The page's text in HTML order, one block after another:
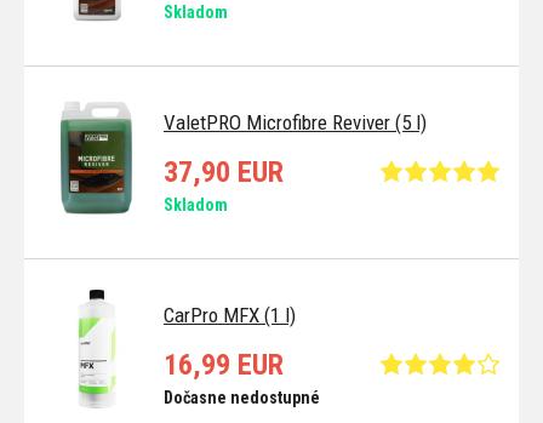
Skladom
ValetPRO Microfibre Reviver (5 l)
37,90 EUR
Skladom
CarPro MFX (1 l)
16,99 EUR
Dočasne nedostupné